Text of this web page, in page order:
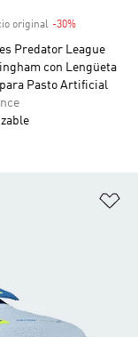
original -30%
Predator League
con Lengüeta
Pasto Artificial